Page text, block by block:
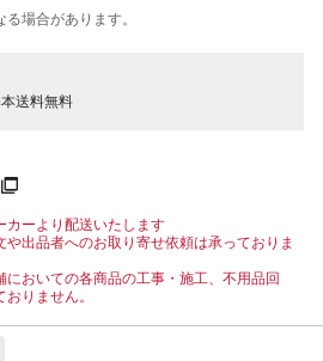
場合が​あります。
送料無料
カーより配送いたします
出品者へのお取り寄せ依頼は承っておりま
においての各商品の工事・施工、不用品回
りません。